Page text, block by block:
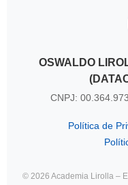
OSWALDO
CNPJ:
Política de
© 2026 Academia Lirolla –